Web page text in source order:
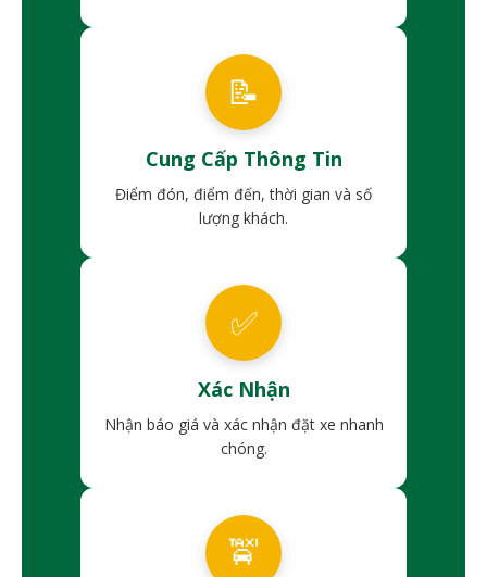
📝
Cung Cấp Thông Tin
Điểm đón, điểm đến, thời gian và số
lượng khách.
✅
Xác Nhận
Nhận báo giá và xác nhận đặt xe nhanh
chóng.
🚖